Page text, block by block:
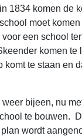
1834 komen de
moet
een school
komen te
te staan en
bijeen, nu
te bouwen.
wordt